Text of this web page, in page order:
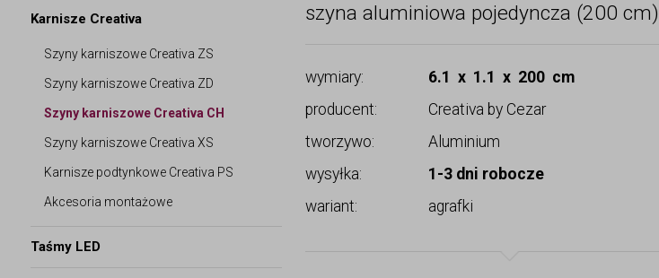
Karnisze Creativa
Szyny karniszowe Creativa ZS
Szyny karniszowe Creativa ZD
Szyny karniszowe Creativa CH
Szyny karniszowe Creativa XS
Karnisze podtynkowe Creativa PS
Akcesoria montażowe
Taśmy LED
szyna aluminiowa pojedyncza (200 cm)
wymiary:
6.1 x 1.1 x 200 cm
producent:
Creativa by Cezar
tworzywo:
Aluminium
wysyłka:
1-3 dni robocze
wariant:
agrafki